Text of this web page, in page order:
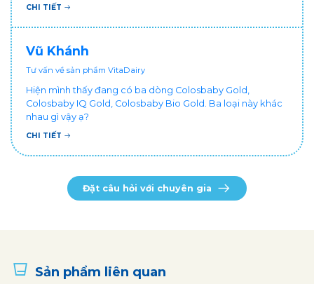
CHI TIẾT
Vũ Khánh
Tư vấn về sản phẩm VitaDairy
Hiện mình thấy đang có ba dòng Colosbaby Gold,
Colosbaby IQ Gold, Colosbaby Bio Gold. Ba loại này khác
nhau gì vậy ạ?
CHI TIẾT
Đặt câu hỏi với chuyên gia
Sản phẩm liên quan